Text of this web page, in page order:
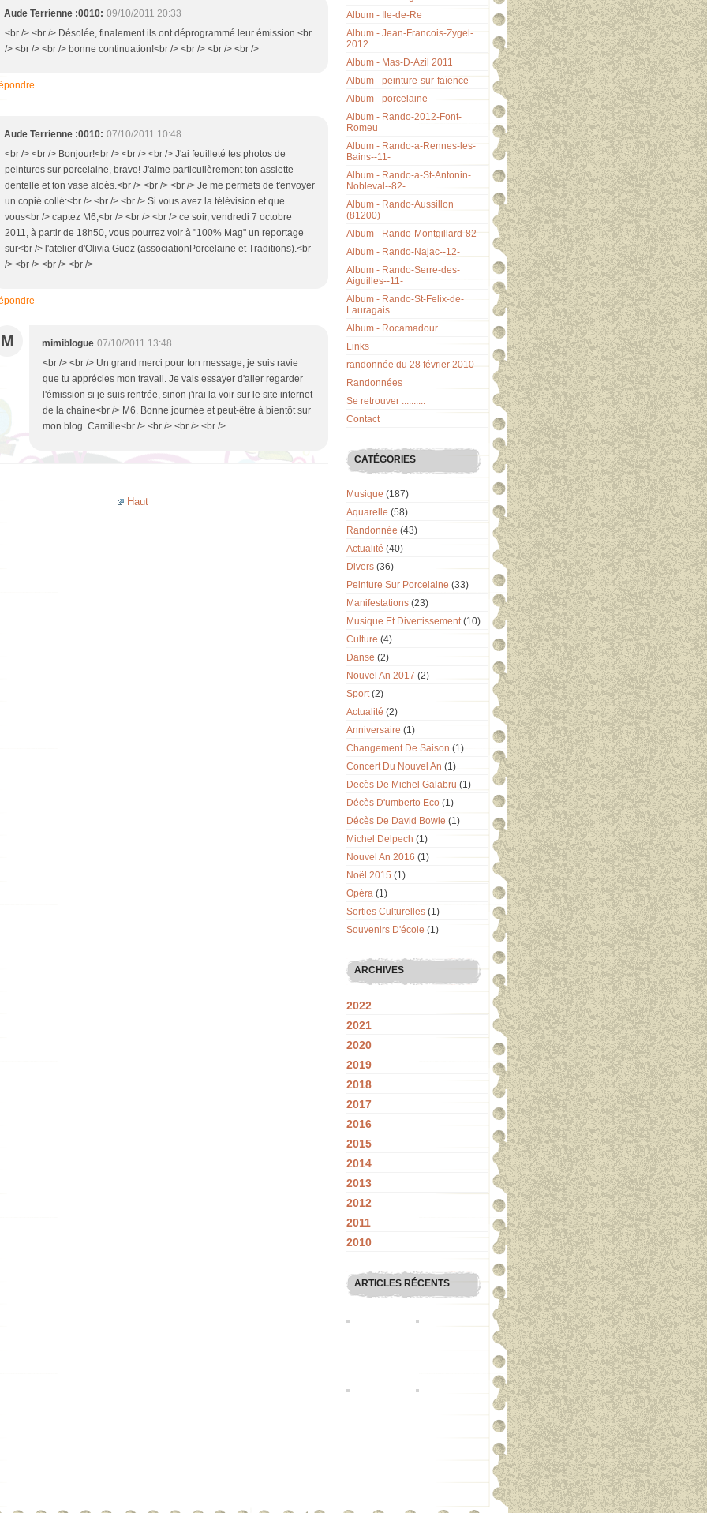
Aude Terrienne :0010: 09/10/2011 20:33
<br /> <br /> Désolée, finalement ils ont déprogrammé leur émission.<br
/> <br /> <br /> bonne continuation!<br /> <br /> <br /> <br />
Aude Terrienne :0010: 07/10/2011 10:48
<br /> <br /> Bonjour!<br /> <br /> <br /> J'ai feuilleté tes photos de
peintures sur porcelaine, bravo! J'aime particulièrement ton assiette
dentelle et ton vase aloès.<br /> <br /> <br /> Je me permets de t'envoyer
un copié collé:<br /> <br /> <br /> Si vous avez la télévision et que
vous<br /> captez M6,<br /> <br /> <br /> ce soir, vendredi 7 octobre
2011, à partir de 18h50, vous pourrez voir à "100% Mag" un reportage
sur<br /> l'atelier d'Olivia Guez (associationPorcelaine et Traditions).<br
/> <br /> <br /> <br />
M mimiblogue 07/10/2011 13:48
<br /> <br /> Un grand merci pour ton message, je suis ravie
que tu apprécies mon travail. Je vais essayer d'aller regarder
l'émission si je suis rentrée, sinon j'irai la voir sur le site internet
de la chaine<br /> M6. Bonne journée et peut-être à bientôt sur
mon blog. Camille<br /> <br /> <br /> <br />
Haut
Album - Ile-de-Re
Album - Jean-Francois-Zygel-
2012
Album - Mas-D-Azil 2011
Album - peinture-sur-faïence
Album - porcelaine
Album - Rando-2012-Font-
Romeu
Album - Rando-a-Rennes-les-
Bains--11-
Album - Rando-a-St-Antonin-
Nobleval--82-
Album - Rando-Aussillon
(81200)
Album - Rando-Montgillard-82
Album - Rando-Najac--12-
Album - Rando-Serre-des-
Aiguilles--11-
Album - Rando-St-Felix-de-
Lauragais
Album - Rocamadour
Links
randonnée du 28 février 2010
Randonnées
Se retrouver ..........
Contact
CATÉGORIES
Musique (187)
Aquarelle (58)
Randonnée (43)
Actualité (40)
Divers (36)
Peinture Sur Porcelaine (33)
Manifestations (23)
Musique Et Divertissement(10)
Culture (4)
Danse (2)
Nouvel An 2017 (2)
Sport(2)
Actualité (2)
Anniversaire (1)
Changement De Saison (1)
Concert Du Nouvel An (1)
Decès De Michel Galabru (1)
Décès D'umberto Eco (1)
Décès De David Bowie (1)
Michel Delpech (1)
Nouvel An 2016 (1)
Noël 2015 (1)
Opéra (1)
Sorties Culturelles (1)
Souvenirs D'école (1)
ARCHIVES
2022
2021
2020
2019
2018
2017
2016
2015
2014
2013
2012
2011
2010
ARTICLES RÉCENTS